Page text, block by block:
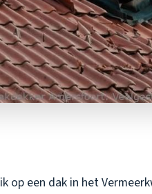
op een dak in het